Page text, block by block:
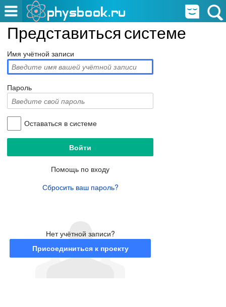
Представиться системе
Имя учётной записи
Пароль
Оставаться в системе
Помощь по входу
Сбросить ваш пароль?
Нет учётной записи?
Присоединиться к проекту